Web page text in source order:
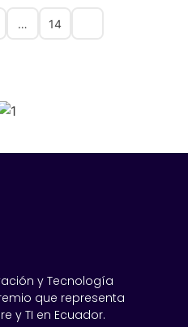
… 14
y Tecnología
que representa
y TI en Ecuador.